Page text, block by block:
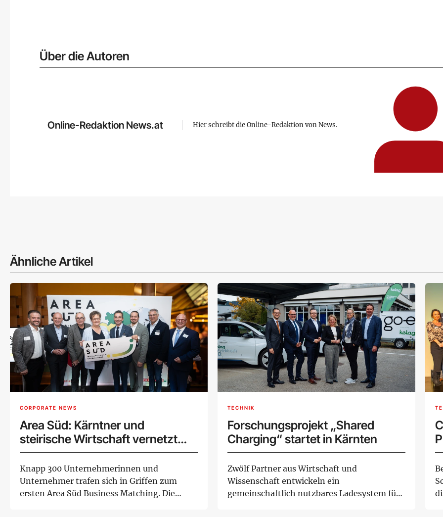
Über die Autoren
Online-Redaktion News.at Hier schreibt die Online-Redaktion von News.
Ähnliche Artikel
CORPORATE NEWS
Area Süd: Kärntner und
steirische Wirtschaft vernetzt
sich im neuen Wirtschaftsraum
Knapp 300 Unternehmerinnen und
Unternehmer trafen sich in Griffen zum
ersten Area Süd Business Matching. Die
TECHNIK
Forschungsprojekt „Shared
Charging“ startet in Kärnten
Zwölf Partner aus Wirtschaft und
Wissenschaft entwickeln ein
gemeinschaftlich nutzbares Ladesystem für